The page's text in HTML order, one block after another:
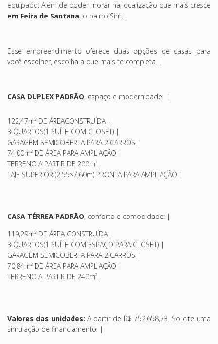
equipado. Além de poder morar na localização que mais cresce
em Feira de Santana, o bairro Sim. |
Esse empreendimento oferece duas opções de casas para
você escolher, escolha a que mais te completa. |
CASA DUPLEX PADRÃO, espaço e modernidade: |
122,47m² DE ÁREACONSTRUÍDA |
3 QUARTOS(1 SUÍTE COM CLOSET) |
GARAGEM SEMICOBERTA PARA 2 CARROS |
74,00m² DE ÁREA PARA AMPLIAÇÃO |
TERRENO A PARTIR DE 200m² |
LAJE SUPERIOR (2,55×7,60m) PRONTA PARA AMPLIAÇÃO |
CASA TÉRREA PADRÃO, conforto e comodidade: |
119,29m² DE ÁREA CONSTRUÍDA |
3 QUARTOS(1 SUÍTE COM ESPAÇO PARA CLOSET) |
GARAGEM SEMICOBERTA PARA 2 CARROS |
70,84m² DE ÁREA PARA AMPLIAÇÃO |
TERRENO A PARTIR DE 240m² |
Valores das unidades:A partir de R$ 752.658,73. Solicite uma
simulação de financiamento. |